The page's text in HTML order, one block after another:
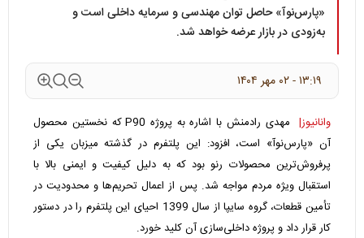
«پارس‌نوآ» حاصل توان مهندسی و سرمایه داخلی است و
به‌زودی در بازار عرضه خواهد شد.
۱۳:۱۹ - ۰۲ مهر ۱۴۰۴
وانانیوز|
مهدی رادمنش با اشاره به پروژه P90 که نخستین محصول
آن «پارس‌نوآ» است، افزود: این پلتفرم در گذشته میزبان یکی از
پرفروش‌ترین محصولات رنو بود که به دلیل کیفیت و ایمنی بالا با
استقبال ویژه مردم مواجه شد. پس از اعمال تحریم‌ها و محدودیت در
تأمین قطعات، گروه سایپا از سال 1399 احیای این پلتفرم را در دستور
کار قرار داد و پروژه داخلی‌سازی آن کلید خورد.